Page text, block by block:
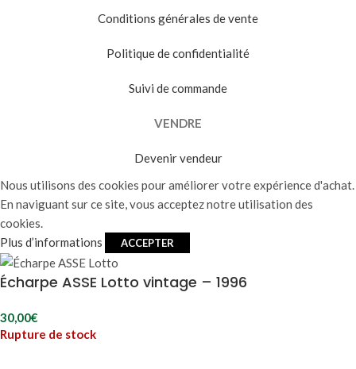
Conditions générales de vente
Politique de confidentialité
Suivi de commande
VENDRE
Devenir vendeur
Nous utilisons des cookies pour améliorer votre expérience d'achat.
En naviguant sur ce site, vous acceptez notre utilisation des
cookies.
Plus d’informations
ACCEPTER
Écharpe ASSE Lotto vintage – 1996
30,00€
Rupture de stock